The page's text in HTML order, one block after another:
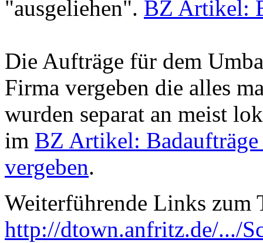
"ausgeliehen". BZ Artikel:
Die Aufträge für dem
Firma vergeben die alles
wurden separat an meist
im BZ Artikel:
vergeben.
Weiterführende Links zum
http://dtown.anfritz.de/.../